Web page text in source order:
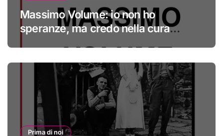
Massimo Volume: io non ho
speranze, ma credo nella cura
Prima di noi